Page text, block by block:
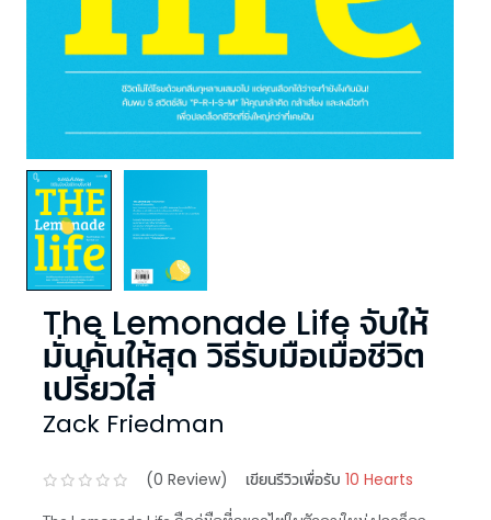
The Lemonade Life จับให้
มั่นคั้นให้สุด วิธีรับมือเมื่อชีวิต
เปรี้ยวใส่
Zack Friedman
(0 Review) เขียนรีวิวเพื่อรับ 10 Hearts